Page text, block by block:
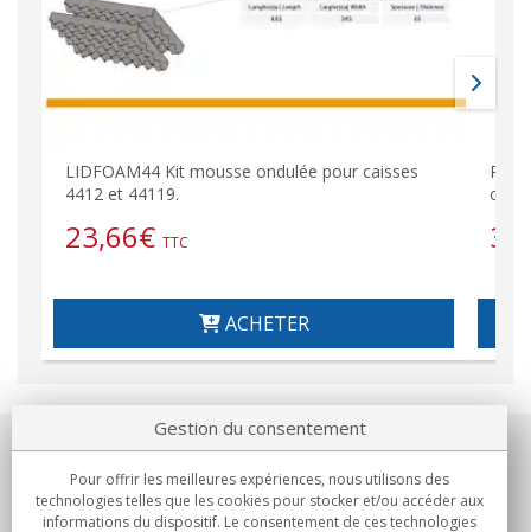
LIDFOAM44 Kit mousse ondulée pour caisses
4412 et 44119.
23,66€ TTC
ACHETER
Notre société
Engagements
Gestion du consentement
Pour offrir les meilleures expériences, nous utilisons des
technologies telles que les cookies pour stocker et/ou accéder aux
informations du dispositif. Le consentement de ces technologies